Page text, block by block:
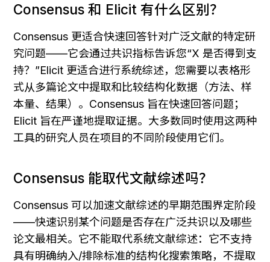
Consensus 和 Elicit 有什么区别？
Consensus 更适合快速回答针对广泛文献的特定研
究问题——它会通过共识指标告诉您“X 是否得到支
持？”Elicit 更适合进行系统综述，您需要以表格形
式从多篇论文中提取和比较结构化数据（方法、样
本量、结果）。Consensus 旨在快速回答问题；
Elicit 旨在严谨地提取证据。大多数同时使用这两种
工具的研究人员在项目的不同阶段使用它们。
Consensus 能取代文献综述吗？
Consensus 可以加速文献综述的早期范围界定阶段
——快速识别某个问题是否存在广泛共识以及哪些
论文最相关。它不能取代系统文献综述：它不支持
具有明确纳入/排除标准的结构化搜索策略，不提取